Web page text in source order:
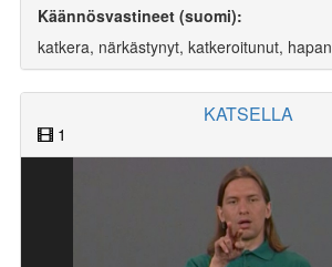
Käännösvastineet (suomi):
katkera, närkästynyt, katkeroitunut, hapan
KATSELLA
1